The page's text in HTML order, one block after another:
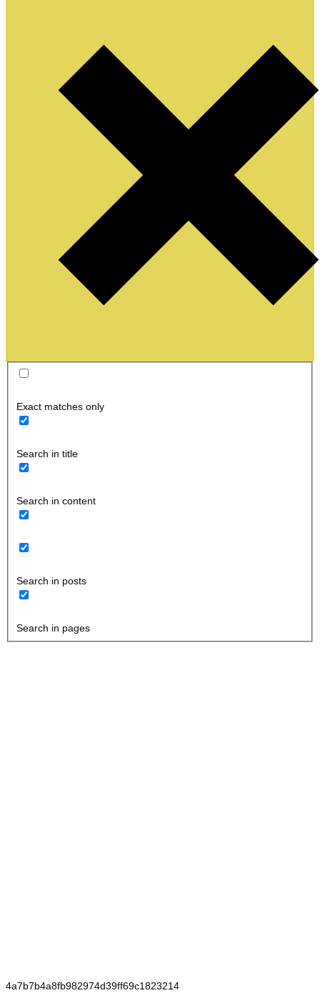
Exact matches only
Search in title
Search in content
Search in posts
Search in pages
4a7b7b4a8fb982974d39ff69c1823214